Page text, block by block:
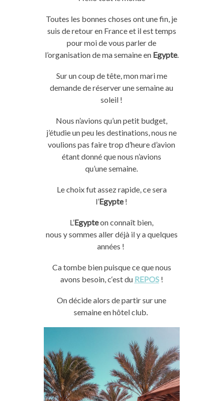
Toutes les bonnes choses ont une fin, je
suis de retour en France et il est temps
pour moi de vous parler de
l’organisation de masemaineen Egypte.
Sur un coup de tête, mon mari me
demande de réserver unesemaineau
soleil !
Nous n’avions qu’un petit budget,
j’étudie un peu les destinations,nous ne
voulions pas faire trop d’heure d’avion
étant donné quenous n’avions
qu’unesemaine.
Le choix fut assez rapide,cesera
l’Egypte!
L’Egypteon connaît bien,
nous ysommes aller déjà ilya quelques
années !
Ca tombe bien puisqueceque nous
avons besoin,c‘est du REPOS!
On décide alors de partir sur une
semaine en hôtel club.